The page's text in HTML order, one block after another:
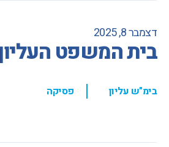
דצמבר 8, 2025
בית המשפט
בימ"ש עליון , פסיקה